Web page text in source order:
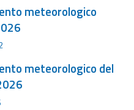
meteorologico
meteorologico del